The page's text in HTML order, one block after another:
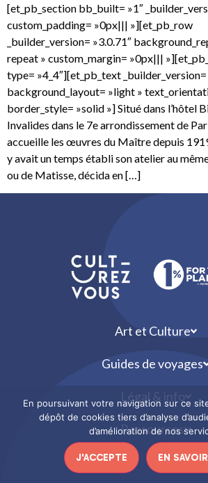
[et_pb_section bb_built= »1″
custom_padding= »0px||| »][et_pb_row
_builder_version= »3.0.71″
repeat » custom_margin= »0px|||
type= »4_4″][et_pb_text _builder_version=
background_layout= »light »
border_style= »solid »] Situé dans l’hôtel
Invalides dans le 7e arrondissement de
accueille les œuvres du Maître depuis
y avait un temps établi son atelier au
ou de Matisse, décida en […]
Art et Culture
Guides de voyages
Légal & info
Ressources
En poursuivant votre navigation sur ce
dépôt de cookies tiers d’analyse
d’amélioration de nos
J'ACCEPTE EN